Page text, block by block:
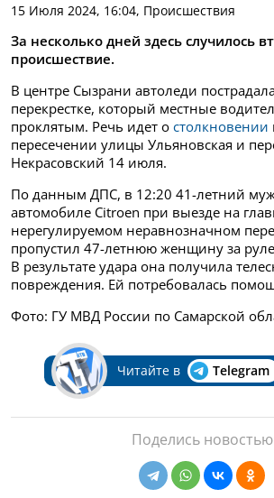
15 Июля 2024, 16:04, Происшествия
За несколько дней здесь случилось
происшествие.
В центре Сызрани автоледи
перекрестке, который местные
проклятым. Речь идет о столкновении
пересечении улицы Ульяновская и
Некрасовский 14 июля.
По данным ДПС, в 12:20 41-летний
автомобиле Citroen при выезде на
нерегулируемом неравнозначном
пропустил 47-летнюю женщину за
В результате удара она получила
повреждения. Ей потребовалась
Фото: ГУ МВД России по Самарской
Читайте в Telegram
Поделись новостью